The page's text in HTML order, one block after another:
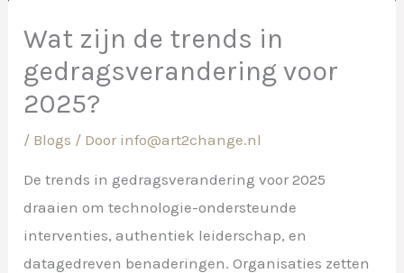
Wat zijn de trends in
gedragsverandering voor
2025?
/ Blogs / Door info@art2change.nl
De trends in gedragsverandering voor 2025
draaien om technologie-ondersteunde
interventies, authentiek leiderschap, en
datagedreven benaderingen. Organisaties zetten